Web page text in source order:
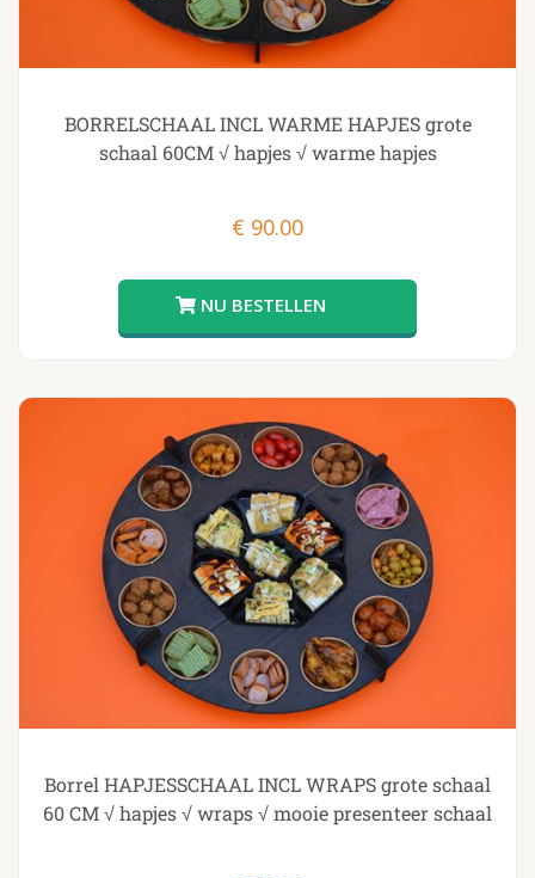
BORRELSCHAAL INCL WARME HAPJES grote
schaal 60CM √ hapjes √ warme hapjes
€ 90.00
Borrel HAPJESSCHAAL INCL WRAPS grote schaal
60 CM √ hapjes √ wraps √ mooie presenteer schaal